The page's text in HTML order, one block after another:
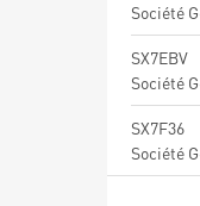
Société
SX7EBV
Société
SX7F36
Société